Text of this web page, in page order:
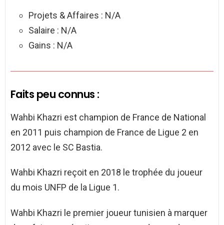
Projets & Affaires : N/A
Salaire : N/A
Gains : N/A
Faits peu connus :
Wahbi Khazri est champion de France de National
en 2011 puis champion de France de Ligue 2 en
2012 avec le SC Bastia.
Wahbi Khazri reçoit en 2018 le trophée du joueur
du mois UNFP de la Ligue 1.
Wahbi Khazri le premier joueur tunisien à marquer